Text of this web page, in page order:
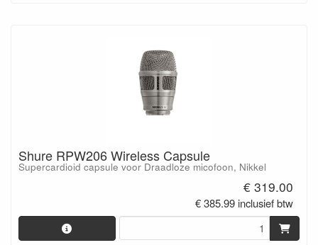
Shure RPW206 Wireless Capsule
Supercardioid capsule voor Draadloze micofoon, Nikkel
€ 319.00
€ 385.99 inclusief btw